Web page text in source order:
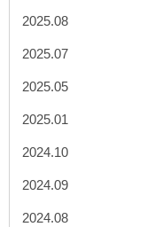
2025.08
2025.07
2025.05
2025.01
2024.10
2024.09
2024.08